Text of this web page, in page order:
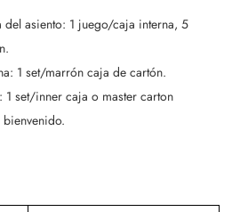
del asiento: 1 juego/caja interna, 5
1 set/marrón caja de cartón.
1 set/inner caja o master carton